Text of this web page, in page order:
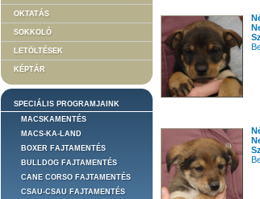
OKTATÁS
SOKKOLÓ
LETÖLTÉSEK
KÉPTÁR
SPECIÁLIS PROGRAMJAINK
MACSKAMENTÉS
MACS-KA-LAND
BOXER FAJTAMENTÉS
BULLDOG FAJTAMENTÉS
CANE CORSO FAJTAMENTÉS
CSAU-CSAU FAJTAMENTÉS